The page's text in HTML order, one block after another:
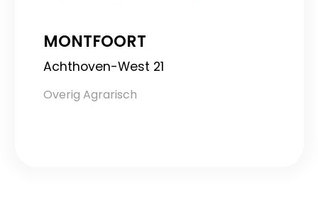
MONTFOORT
Achthoven-West 21
Overig Agrarisch